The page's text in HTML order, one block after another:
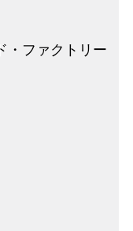
・ファクトリー